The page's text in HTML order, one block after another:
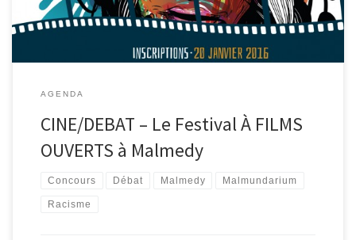
AGENDA
CINE/DEBAT – Le Festival À FILMS
OUVERTS à Malmedy
Concours Débat Malmedy Malmundarium
Racisme